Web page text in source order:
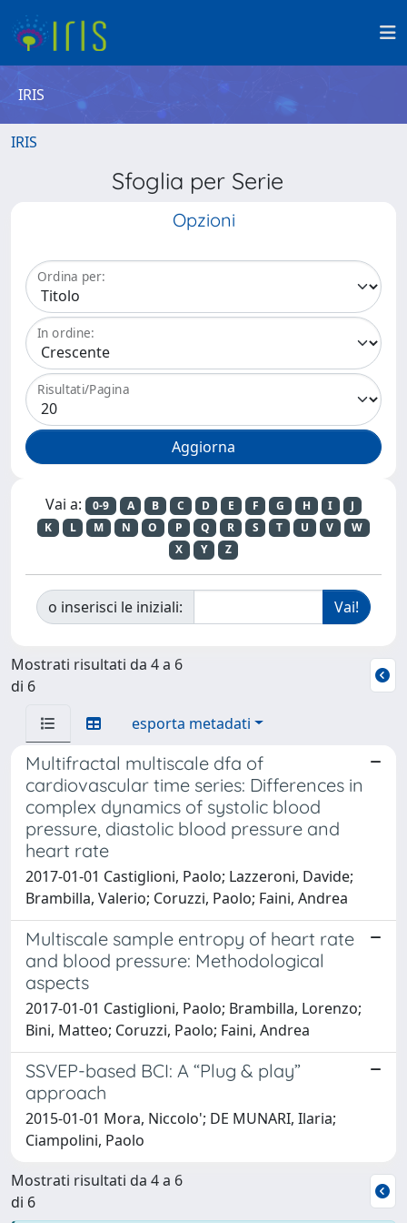
IRIS
IRIS
Sfoglia per Serie
Opzioni
Ordina per:
In ordine:
Risultati/Pagina
Vai a: 0-9 A B C D E F G H I
J
K
L M N O P Q R S T U V
W
X
Y Z
o inserisci le iniziali:
Mostrati risultati da 4 a 6
di 6
esporta metadati
Multifractal multiscale dfa of
cardiovascular time series: Differences in
complex dynamics of systolic blood
pressure, diastolic blood pressure and
heart rate
2017-01-01 Castiglioni, Paolo; Lazzeroni, Davide;
Brambilla, Valerio; Coruzzi, Paolo; Faini, Andrea
Multiscale sample entropy of heart rate
and blood pressure: Methodological
aspects
2017-01-01 Castiglioni, Paolo; Brambilla, Lorenzo;
Bini, Matteo; Coruzzi, Paolo; Faini, Andrea
SSVEP-based BCI: A “Plug & play”
approach
2015-01-01 Mora, Niccolo'; DE MUNARI, Ilaria;
Ciampolini, Paolo
Mostrati risultati da 4 a 6
di 6